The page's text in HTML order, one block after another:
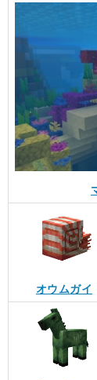
オウムガイ